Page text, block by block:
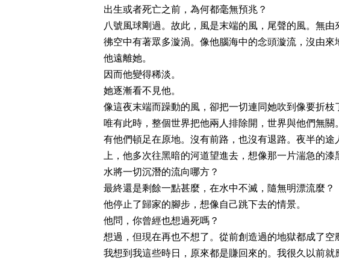
出生或者死亡之前，為何都毫無預兆？
八號風球剛過。故此，風是末端的風，尾聲的風。無
彿空中有著眾多漩渦。像他腦海中的念頭漩流，沒由
他遠離她。
因而他變得稀淡。
她逐漸看不見他。
像這夜末端而躁動的風，卻把一切連同她吹到像要折枝
唯有此時，整個世界把他兩人排除開，世界與他們無
有他們頓足在原地。沒有前路，也沒有退路。夜半的
上，他多次往黑暗的河道望進去，想像那一片湍急的漆
水將一切沉潛的流向哪方？
最終還是剩餘一點甚麼，在水中不滅，隨無明漂流麼？
他停止了歸家的腳步，想像自己跳下去的情景。
他問，你曾經也想過死嗎？
想過，但現在再也不想了。從前創造過的地獄都成了空
我想到我這些時日，原來都是賺回來的。我很久以前就